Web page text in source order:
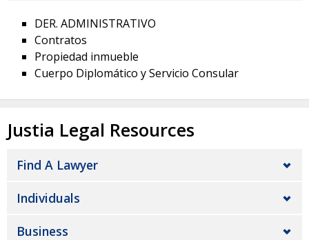
DER. ADMINISTRATIVO
Contratos
Propiedad inmueble
Cuerpo Diplomático y Servicio Consular
Justia Legal Resources
Find A Lawyer
Individuals
Business